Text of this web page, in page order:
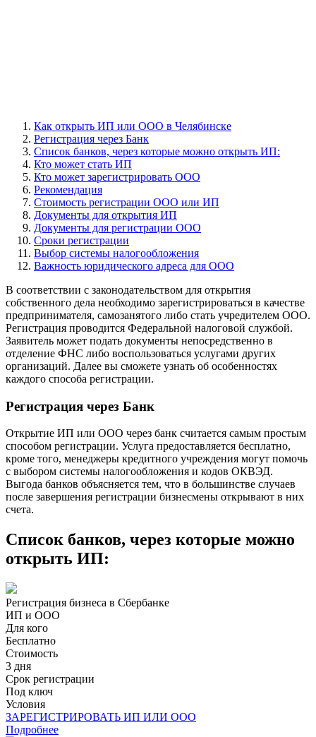
Как открыть ИП или ООО в Челябинске
Регистрация через Банк
Cписок банков, через которые можно открыть ИП:
Кто может стать ИП
Кто может зарегистрировать ООО
Рекомендация
Стоимость регистрации ООО или ИП
Документы для открытия ИП
Документы для регистрации ООО
Сроки регистрации
Выбор системы налогообложения
Важность юридического адреса для ООО
В соответствии с законодательством для открытия
собственного дела необходимо зарегистрироваться в качестве
предпринимателя, самозанятого либо стать учредителем ООО.
Регистрация проводится Федеральной налоговой службой.
Заявитель может подать документы непосредственно в
отделение ФНС либо воспользоваться услугами других
организаций. Далее вы сможете узнать об особенностях
каждого способа регистрации.
Регистрация через Банк
Открытие ИП или ООО через банк считается самым простым
способом регистрации. Услуга предоставляется бесплатно,
кроме того, менеджеры кредитного учреждения могут помочь
с выбором системы налогообложения и кодов ОКВЭД.
Выгода банков объясняется тем, что в большинстве случаев
после завершения регистрации бизнесмены открывают в них
счета.
Cписок банков, через которые можно
открыть ИП:
Регистрация бизнеса в Сбербанке
ИП и ООО
Для кого
Бесплатно
Стоимость
3 дня
Срок регистрации
Под ключ
Условия
ЗАРЕГИСТРИРОВАТЬ ИП ИЛИ ООО
Подробнее